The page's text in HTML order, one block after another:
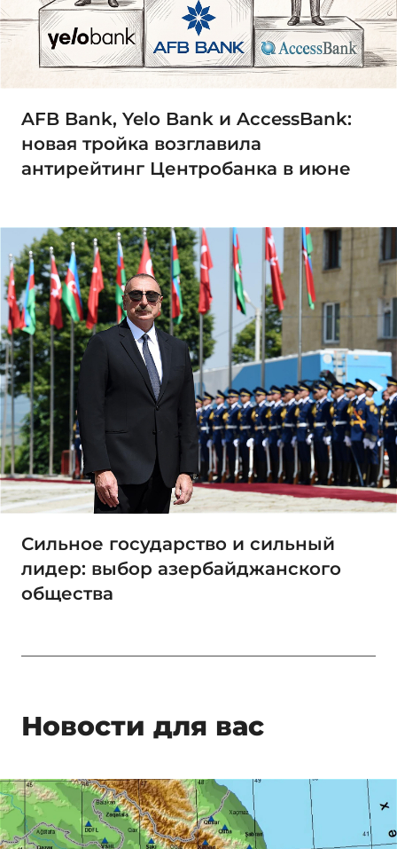
AFB Bank, Yelo Bank и AccessBank:
новая тройка возглавила
антирейтинг Центробанка в июне
Сильное государство и сильный
лидер: выбор азербайджанского
общества
Новости для вас